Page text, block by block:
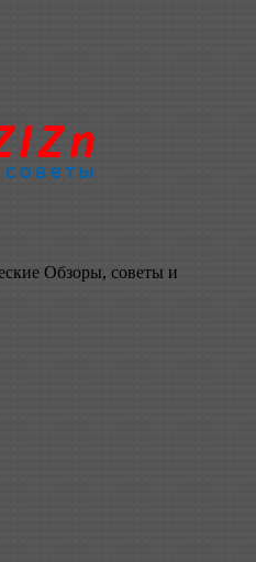
Обзоры, советы и